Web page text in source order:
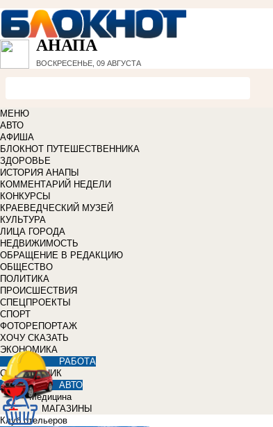
АНАПА
ВОСКРЕСЕНЬЕ, 09 АВГУСТА
МЕНЮ
АВТО
АФИША
БЛОКНОТ ПУТЕШЕСТВЕННИКА
ЗДОРОВЬЕ
ИСТОРИЯ АНАПЫ
КОММЕНТАРИЙ НЕДЕЛИ
КОНКУРСЫ
КРАЕВЕДЧЕСКИЙ МУЗЕЙ
КУЛЬТУРА
ЛИЦА ГОРОДА
НЕДВИЖИМОСТЬ
ОБРАЩЕНИЕ В РЕДАКЦИЮ
ОБЩЕСТВО
ПОЛИТИКА
ПРОИСШЕСТВИЯ
СПЕЦПРОЕКТЫ
СПОРТ
ФОТОРЕПОРТАЖ
ХОЧУ СКАЗАТЬ
ЭКОНОМИКА
РАБОТА
СПРАВОЧНИК
АВТО
Медицина
МАГАЗИНЫ
Клуб отельеров